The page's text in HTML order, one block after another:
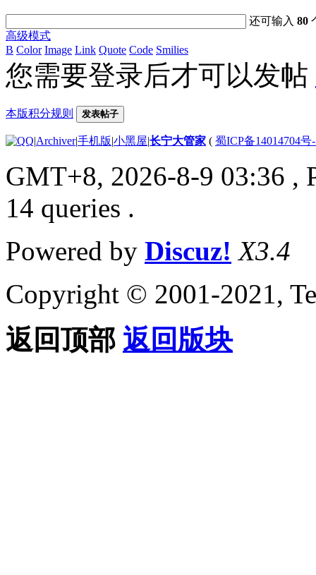
还可输入80
高级模式
B Color Image Link Quote Code Smilies
您需要登录后才可以发帖
本版积分规则 发表帖子
|Archiver|手机版|小黑屋|长宁大管家 ( 蜀ICP备14014704号
GMT+8, 2026-8-9 03:36 ,
14 queries .
Powered by Discuz! X3.4
Copyright © 2001-2021,
返回顶部 返回版块